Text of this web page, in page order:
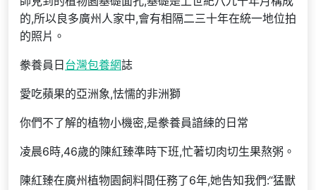
的,所以良多廣州人家中,會有相隔二三十年在統一地位拍
的照片。
豢養員日 台灣包養網誌
愛吃蘋果的亞洲象,怯懦的非洲獅
你們不了解的植物小機密,是豢養員諳練的日常
凌晨6時,46歲的陳紅臻準時下班,忙著切肉切生果熬粥。
陳紅臻在廣州植物園飼料間任務了6年,她告知我們:“猛獸